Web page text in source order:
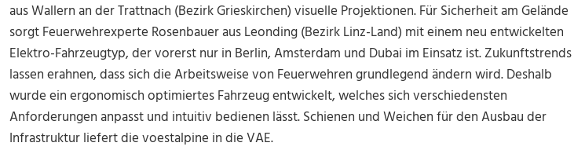
aus Wallern an der Trattnach (Bezirk Grieskirchen) visuelle Projektionen. Für Sicherheit am Gelände
sorgt Feuerwehrexperte Rosenbauer aus Leonding (Bezirk Linz-Land) mit einem neu entwickelten
Elektro-Fahrzeugtyp, der vorerst nur in Berlin, Amsterdam und Dubai im Einsatz ist. Zukunftstrends
lassen erahnen, dass sich die Arbeitsweise von Feuerwehren grundlegend ändern wird. Deshalb
wurde ein ergonomisch optimiertes Fahrzeug entwickelt, welches sich verschiedensten
Anforderungen anpasst und intuitiv bedienen lässt. Schienen und Weichen für den Ausbau der
Infrastruktur liefert die voestalpine in die VAE.